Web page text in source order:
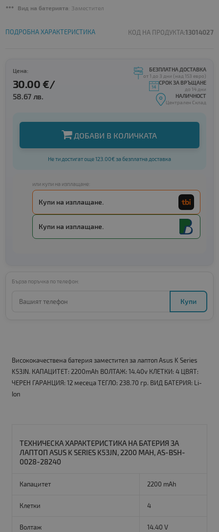
Вид на батерията: Заместител
ПОДРОБНА ХАРАКТЕРИСТИКА КОД НА ПРОДУКТА:13014027
Цена:
30.00 €/
58.67 лв.
БЕЗПЛАТНА ДОСТАВКА
от 1 до 3 дни (над 153 евро)
СРОК ЗА ВРЪЩАНЕ
до 14 дни
НАЛИЧНОСТ
Централен Склад
ДОБАВИ В КОЛИЧКАТА
Не ти достигат още 123.00€ за безплатна доставка
или купи на изплащане:
Купи на изплащане.
Купи на изплащане.
Бърза поръчка по телефон:
Купи
Висококачествена батерия заместител за лаптоп Asus K Series
K53JN. КАПАЦИТЕТ: 2200mAh ВОЛТАЖ: 14.40v КЛЕТКИ: 4 ЦВЯТ:
ЧЕРЕН ГАРАНЦИЯ: 12 месеца ТЕГЛО: 238.70 гр. ВИД БАТЕРИЯ: Li-
Ion
ТЕХНИЧЕСКА ХАРАКТЕРИСТИКА НА БАТЕРИЯ ЗА
ЛАПТОП ASUS K SERIES K53JN, 2200 MAH, AS-BSH-
0028-28240
Капацитет 2200 mAh
Клетки 4
Волтаж 14.40 V